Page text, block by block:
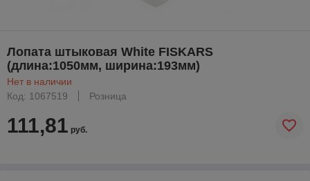
Лопата штыковая White FISKARS
(длина:1050мм, ширина:193мм)
Нет в наличии
Код: 1067519
Розница
111,81 руб.